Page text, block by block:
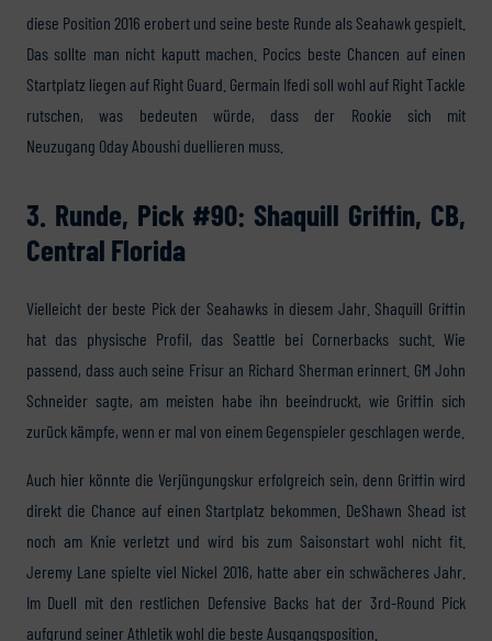
diese Position 2016 erobert und seine beste Runde als Seahawk gespielt.
Das sollte man nicht kaputt machen. Pocics beste Chancen auf einen
Startplatz liegen auf Right Guard. Germain Ifedi soll wohl auf Right Tackle
rutschen, was bedeuten würde, dass der Rookie sich mit
Neuzugang Oday Aboushi duellieren muss.
3. Runde, Pick #90: Shaquill Griffin, CB,
Central Florida
Vielleicht der beste Pick der Seahawks in diesem Jahr. Shaquill Griffin
hat das physische Profil, das Seattle bei Cornerbacks sucht. Wie
passend, dass auch seine Frisur an Richard Sherman erinnert. GM John
Schneider sagte, am meisten habe ihn beeindruckt, wie Griffin sich
zurück kämpfe, wenn er mal von einem Gegenspieler geschlagen werde.
Auch hier könnte die Verjüngungskur erfolgreich sein, denn Griffin wird
direkt die Chance auf einen Startplatz bekommen. DeShawn Shead ist
noch am Knie verletzt und wird bis zum Saisonstart wohl nicht fit.
Jeremy Lane spielte viel Nickel 2016, hatte aber ein schwächeres Jahr.
Im Duell mit den restlichen Defensive Backs hat der 3rd-Round Pick
aufgrund seiner Athletik wohl die beste Ausgangsposition.